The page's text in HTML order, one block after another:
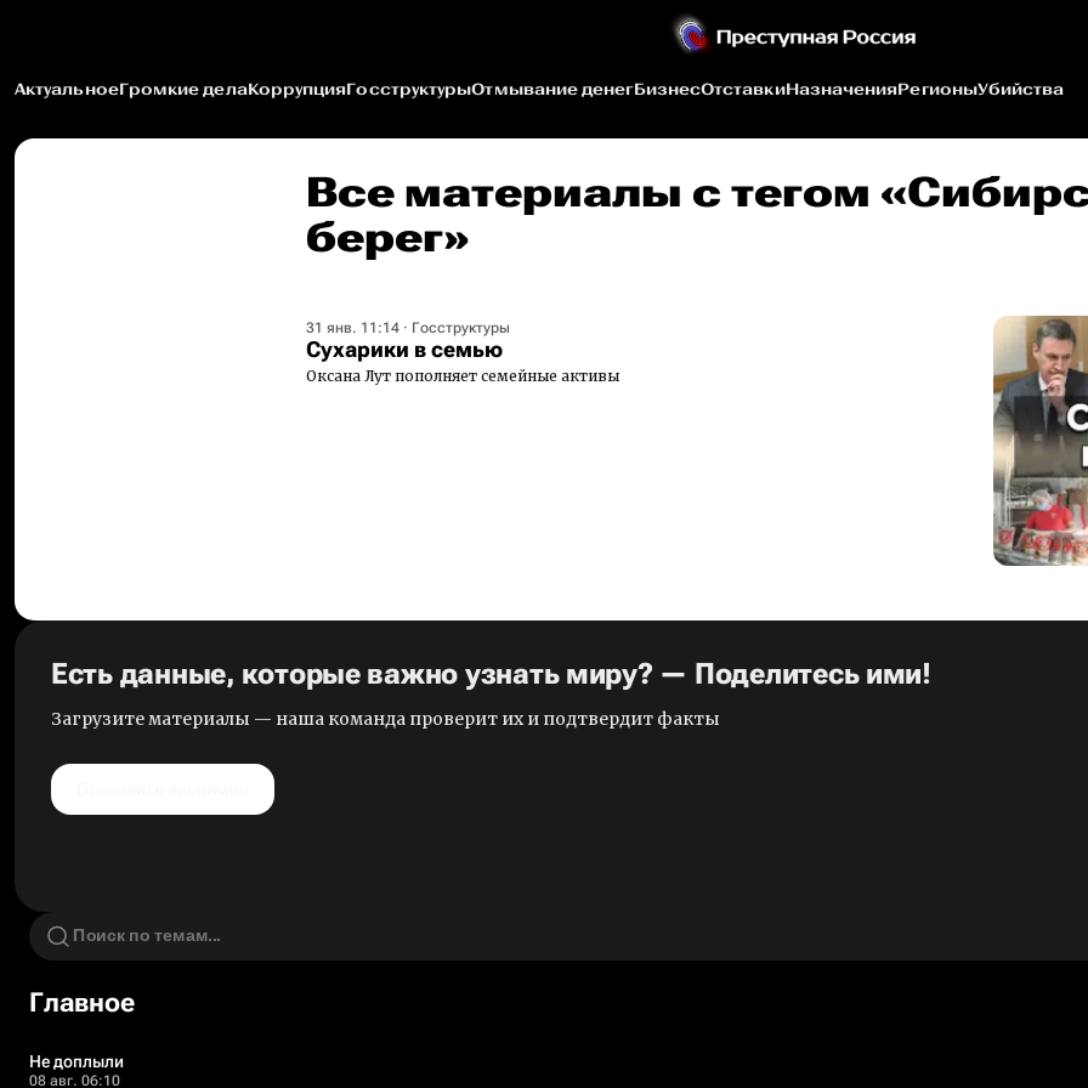
АктуальноеГромкие делаКоррупцияГосструктурыОтмывание денегБизнесОтставкиНазначенияРегионыУбийства
Все материалы c тегом
берег»
31 янв. 11:14 · Госструктуры
Сухарики в семью
Оксана Лут пополняет семейные активы
Есть данные, которые важно узнать миру? — Поделитесь ими!
Загрузите материалы — наша команда проверит их и подтвердит факты
Главное
Не доплыли
08 авг. 06:10